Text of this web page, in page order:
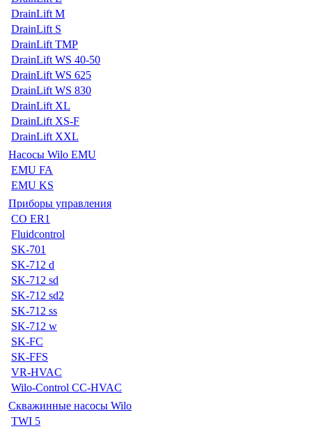
DrainLift M
DrainLift S
DrainLift TMP
DrainLift WS 40-50
DrainLift WS 625
DrainLift WS 830
DrainLift XL
DrainLift XS-F
DrainLift XXL
Насосы Wilo EMU
EMU FA
EMU KS
Приборы управления
CO ER1
Fluidcontrol
SK-701
SK-712 d
SK-712 sd
SK-712 sd2
SK-712 ss
SK-712 w
SK-FC
SK-FFS
VR-HVAC
Wilo-Control CC-HVAC
Скважинные насосы Wilo
TWI 5